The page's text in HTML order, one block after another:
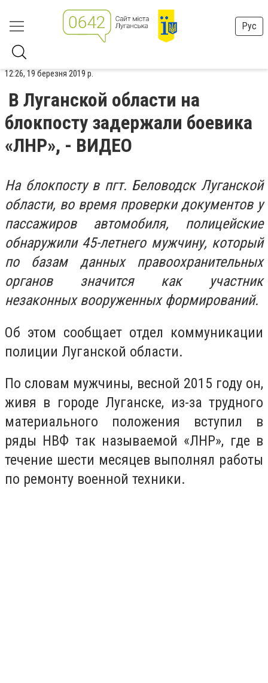
Рус
12:26, 19 березня 2019 р.
В Луганской области на
блокпосту задержали боевика
«ЛНР», - ВИДЕО
На блокпосту в пгт. Беловодск Луганской
области, во время проверки документов у
пассажиров автомобиля, полицейские
обнаружили 45-летнего мужчину, который
по базам данных правоохранительных
органов значится как участник
незаконных вооруженных формирований.
Об этом сообщает отдел коммуникации
полиции Луганской области.
По словам мужчины, весной 2015 году он,
живя в городе Луганске, из-за трудного
материального положения вступил в
ряды НВФ так называемой «ЛНР», где в
течение шести месяцев выполнял работы
по ремонту военной техники.